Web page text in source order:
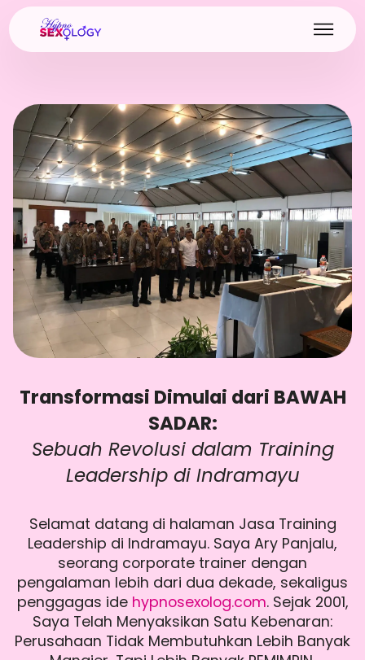
Transformasi Dimulai dari BAWAH
SADAR:
Sebuah Revolusi dalam Training
Leadership di Indramayu
Selamat datang di halaman Jasa Training
Leadership di Indramayu. Saya Ary Panjalu,
seorang corporate trainer dengan
pengalaman lebih dari dua dekade, sekaligus
penggagas ide hypnosexolog.com. Sejak 2001,
Saya Telah Menyaksikan Satu Kebenaran:
Perusahaan Tidak Membutuhkan Lebih Banyak